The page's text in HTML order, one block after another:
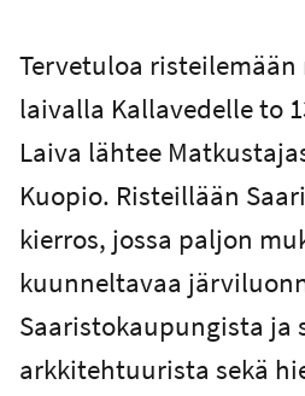
Tervetuloa risteilemään
laivalla Kallavedelle to
Laiva lähtee
Kuopio. Risteillään
kierros, jossa paljon
kuunneltavaa
Saaristokaupungista ja
arkkitehtuurista sekä